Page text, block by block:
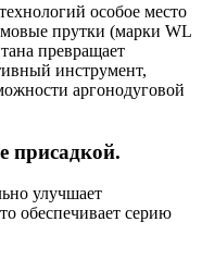
особое место
прутки (марки WL
превращает
инструмент,
аргонодуговой
присадкой.
улучшает
обеспечивает серию